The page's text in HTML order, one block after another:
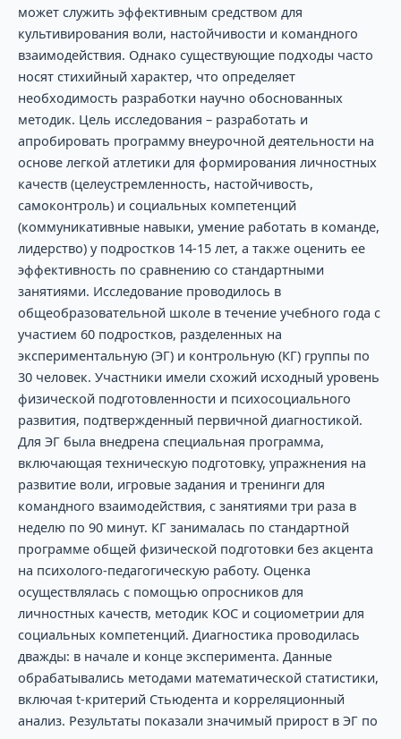
может служить эффективным средством для
культивирования воли, настойчивости и командного
взаимодействия. Однако существующие подходы часто
носят стихийный характер, что определяет
необходимость разработки научно обоснованных
методик. Цель исследования – разработать и
апробировать программу внеурочной деятельности на
основе легкой атлетики для формирования личностных
качеств (целеустремленность, настойчивость,
самоконтроль) и социальных компетенций
(коммуникативные навыки, умение работать в команде,
лидерство) у подростков 14-15 лет, а также оценить ее
эффективность по сравнению со стандартными
занятиями. Исследование проводилось в
общеобразовательной школе в течение учебного года с
участием 60 подростков, разделенных на
экспериментальную (ЭГ) и контрольную (КГ) группы по
30 человек. Участники имели схожий исходный уровень
физической подготовленности и психосоциального
развития, подтвержденный первичной диагностикой.
Для ЭГ была внедрена специальная программа,
включающая техническую подготовку, упражнения на
развитие воли, игровые задания и тренинги для
командного взаимодействия, с занятиями три раза в
неделю по 90 минут. КГ занималась по стандартной
программе общей физической подготовки без акцента
на психолого-педагогическую работу. Оценка
осуществлялась с помощью опросников для
личностных качеств, методик КОС и социометрии для
социальных компетенций. Диагностика проводилась
дважды: в начале и конце эксперимента. Данные
обрабатывались методами математической статистики,
включая t-критерий Стьюдента и корреляционный
анализ. Результаты показали значимый прирост в ЭГ по